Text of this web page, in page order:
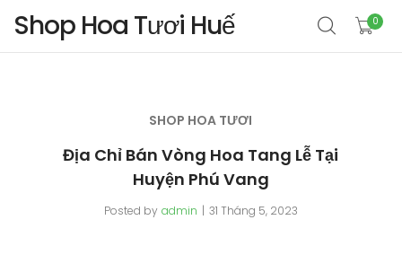
Shop Hoa Tươi Huế 0
SHOP HOA TƯƠI
Địa Chỉ Bán Vòng Hoa Tang Lễ Tại
Huyện Phú Vang
Posted by admin 31 Tháng 5, 2023